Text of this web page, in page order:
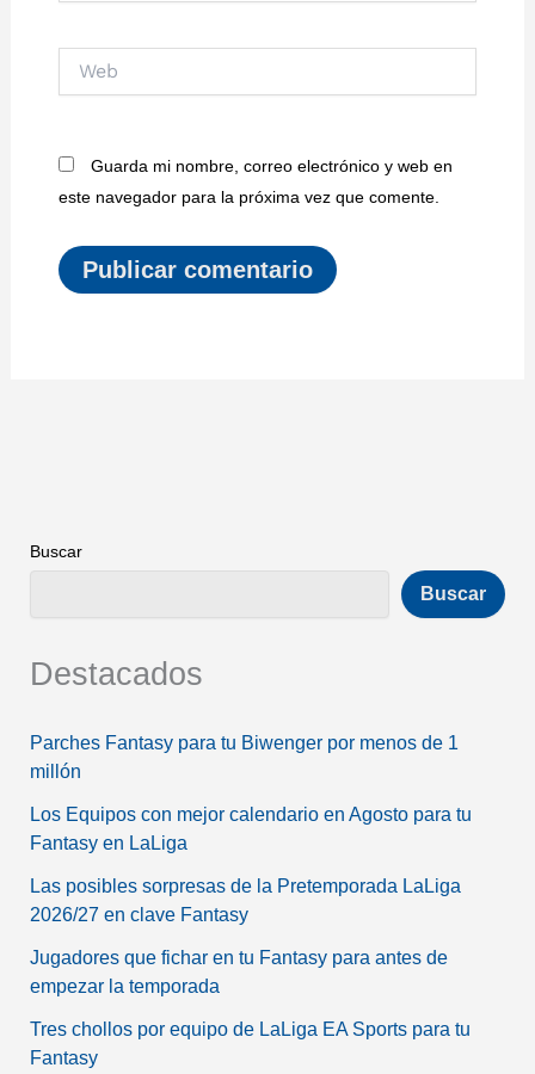
Guarda mi nombre, correo electrónico y web en
este navegador para la próxima vez que comente.
Buscar
Buscar
Destacados
Parches Fantasy para tu Biwenger por menos de 1
millón
Los Equipos con mejor calendario en Agosto para tu
Fantasy en LaLiga
Las posibles sorpresas de la Pretemporada LaLiga
2026/27 en clave Fantasy
Jugadores que fichar en tu Fantasy para antes de
empezar la temporada
Tres chollos por equipo de LaLiga EA Sports para tu
Fantasy